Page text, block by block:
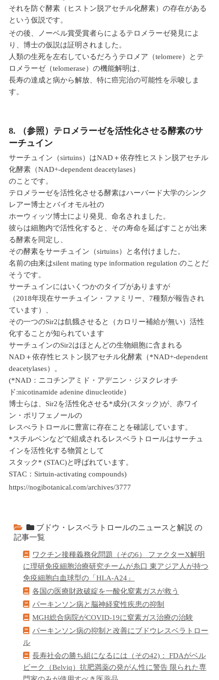
それを防ぐ酵素（ヒストン脱アセチル化酵素）の存在がある
という仮説です。
その後、ノーベル賞受賞者らによるテロメラーゼ発見によ
り、博士の仮説は証明されました。
人類の生死を左右しているだろうテロメア（telomere）とテ
ロメラーゼ（telomerase）の機能解明は、
長寿の達成と病から解放、特に癌完治の可能性を示唆しま
す。
8. （参照）テロメラーゼを活性化させる酵素のサ
ーチュイン
サーチュイン（sirtuins）はNAD＋依存性ヒストン脱アセチル
化酵素（NAD+-dependent deacetylases）
のことです。
テロメラーゼを活性化させる酵素はハーバード大学のシンク
レアー博士とバイオモル社の
ホーウィッツ博士により発見、命名されました。
彼らは細胞内で活性化すると、その寿命を延ばすことが出来
る酵素を同定し、
その酵素をサーチュイン（sirtuins）と名付けました。
名前の由来はsilent mating type information regulation のことだ
そうです。
サーチュインにはいくつかのタイプがありますが
（2018年現在サーチュイン・ファミリー、7種類が報告され
ています）、
その一つのSir2は飢餓させると（カロリー補給が無い）活性
化することが知られています
サーチュインのSir2はほとんどの生物細胞に含まれる
NAD＋依存性ヒストン脱アセチル化酵素（*NAD+-dependent
deacetylases）。
(*NAD：ニコチンアミド・アデニン・ジヌクレオチ
ド:nicotinamide adenine dinucleotide）
博士らは、Sir2を活性化させる*成分(スタック)が、赤ワイ
ン・ポリフェノールの
レスべラトロールに豊富に存在ことを確認しています。
*スチルベンなどで組成されるレスベラトロールはサーチュ
インを活性化する物質として
スタック* (STAC)と呼ばれています。
STAC：Sirtuin-activating compounds)
https://nogibotanical.com/archives/3777
ブドウ・レスベラトロールのニュースと解説 の
記事一覧
ワクチン接種義務化問題（その6） ファクターX解明
に理研免疫細胞治療研究チームが糸口 東アジア人が持つ
免疫細胞白血球型の「HLA-A24」
各国の医療財政破綻を一酸化窒素ガスが救う
パーキンソン病と脳神経変性疾患の抑制
MGH総合病院が​COVID-19に窒素ガス治療の治験
パーキンソン病の抑制と改善にブドウレスベラトロー
ル
長寿社会の勝ち組になるには（その42)： FDAがベル
ビーク（Belviq）抗肥満薬の発がん性に警告 限られた専